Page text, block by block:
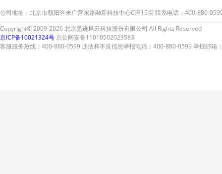
公司地址：北京市朝阳区来广营东路融新科技中心C座15层 联系电话：400-880-
Copyright© 2009-2026 北京墨迹风云科技股份有限公司 All Rights Reserved
京ICP备10021324号京公网安备11010502023583
客服服务热线：400-880-0599 违法和不良信息举报电话：400-880-0599 举报邮箱